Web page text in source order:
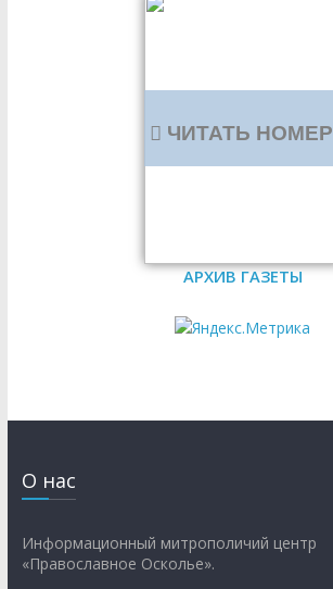
ЧИТАТЬ НОМЕР
АРХИВ ГАЗЕТЫ
О нас
Информационный митрополичий центр
«Православное Осколье».